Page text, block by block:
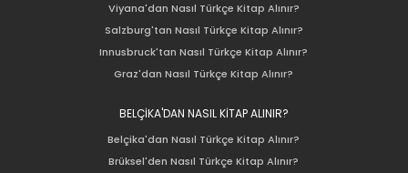
Viyana'dan Nasıl Türkçe Kitap Alınır?
Salzburg'tan Nasıl Türkçe Kitap Alınır?
Innusbruck'tan Nasıl Türkçe Kitap Alınır?
Graz'dan Nasıl Türkçe Kitap Alınır?
BELÇİKA'DAN NASIL KİTAP ALINIR?
Belçika'dan Nasıl Türkçe Kitap Alınır?
Brüksel'den Nasıl Türkçe Kitap Alınır?